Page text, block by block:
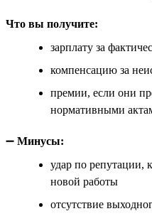
Что вы получите:
зарплату за
компенсацию за
премии, если они
нормативными
➖ Минусы:
удар по репутации,
новой работы
отсутствие